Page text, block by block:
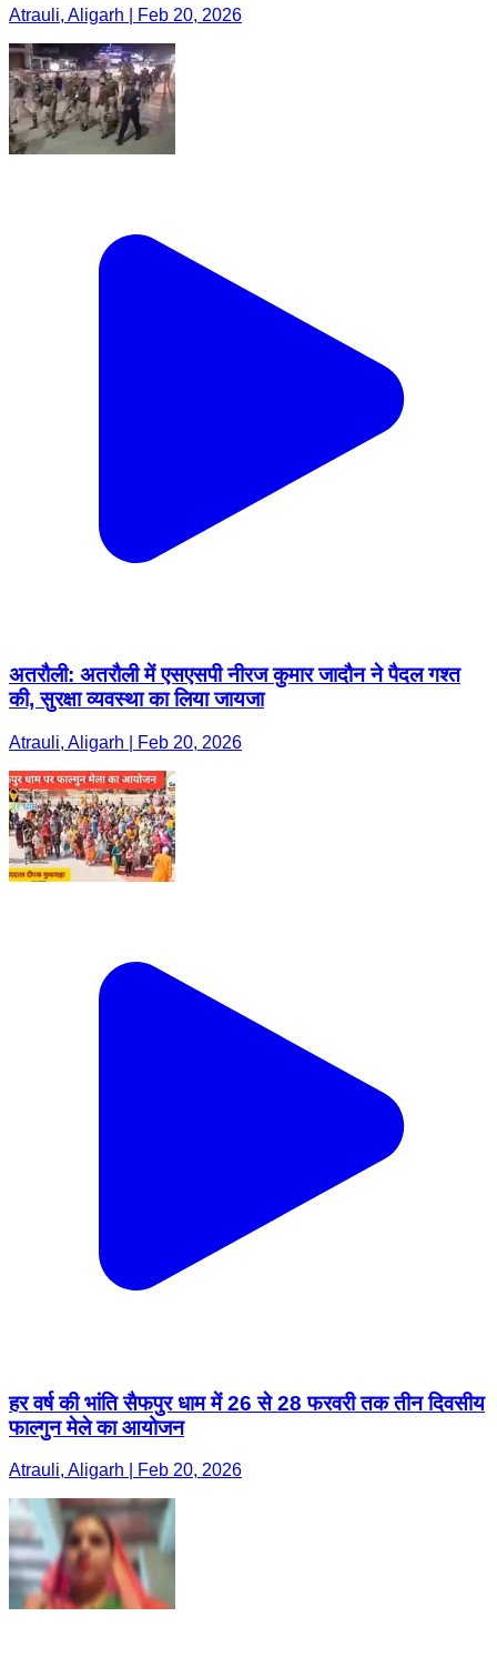
Atrauli, Aligarh | Feb 20, 2026
अतरौली: अतरौली में एसएसपी नीरज कुमार जादौन ने पैदल गश्त
की, सुरक्षा व्यवस्था का लिया जायजा
Atrauli, Aligarh | Feb 20, 2026
हर वर्ष की भांति सैफपुर धाम में 26 से 28 फरवरी तक तीन दिवसीय
फाल्गुन मेले का आयोजन
Atrauli, Aligarh | Feb 20, 2026